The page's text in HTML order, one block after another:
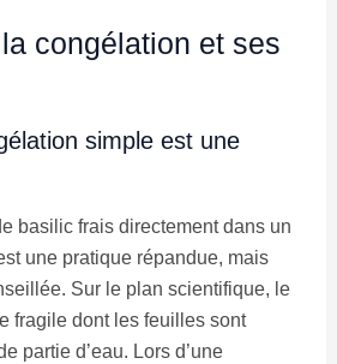
la congélation et ses
simple est une
basilic frais directement dans un
une pratique répandue, mais
Sur le plan scientifique, le
fragile dont les feuilles sont
partie d’eau. Lors d’une